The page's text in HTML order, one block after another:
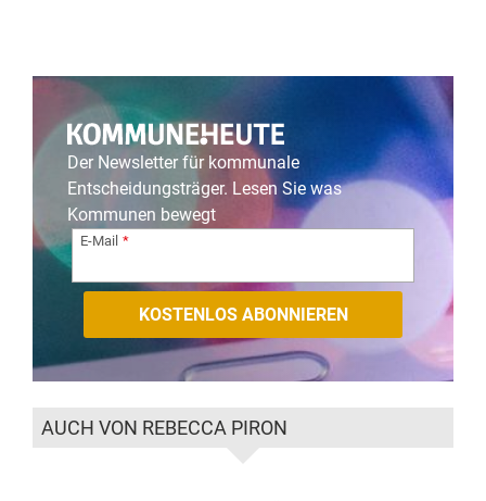
Der Newsletter für kommunale
Entscheidungsträger. Lesen Sie was
Kommunen bewegt
E-Mail
AUCH VON REBECCA PIRON